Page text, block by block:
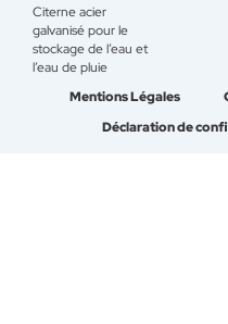
Citerne acier
galvanisé pour le
stockage de l’eau et
l’eau de pluie
Mentions Légales
Déclaration de